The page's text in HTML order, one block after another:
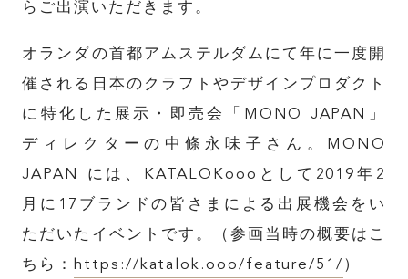
らご出演いただきます。
オランダの首都アムステルダムにて年に一度開
催される日本のクラフトやデザインプロダクト
に特化した展示・即売会「MONO JAPAN」
ディレクターの中條永味子さん。MONO
JAPAN には、KATALOKoooとして2019年2
月に17ブランドの皆さまによる出展機会をい
ただいたイベントです。（参画当時の概要はこ
ちら：https://katalok.ooo/feature/51/ ）